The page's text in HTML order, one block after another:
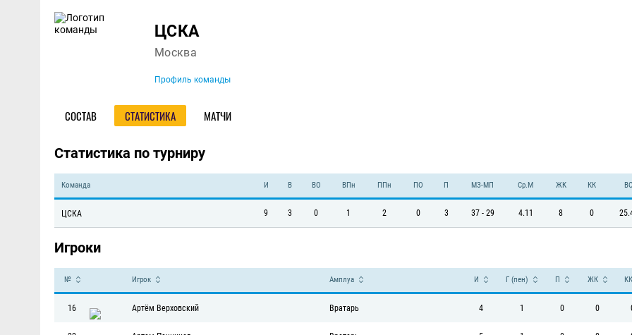
Команда
ЦСКА
Москва
Профиль команды
СОСТАВ СТАТИСТИКА МАТЧИ
Статистика по турниру
Команда И В ВО ВПн ППн ПО П МЗ-МП Ср.М ЖК КК ВО
ЦСКА 9 3 0 1 2 0 3 37 - 29 4.11 8 0
Игроки
№ Игрок Амплуа И Г (пен) П ЖК КК
16 Артём Верховский Вратарь 4 1 0 0